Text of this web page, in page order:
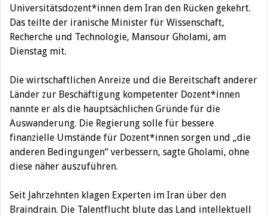
Universitätsdozent*innen dem Iran den Rücken gekehrt.
Das teilte der iranische Minister für Wissenschaft,
Recherche und Technologie, Mansour Gholami, am
Dienstag mit.
Die wirtschaftlichen Anreize und die Bereitschaft anderer
Länder zur Beschäftigung kompetenter Dozent*innen
nannte er als die hauptsächlichen Gründe für die
Auswanderung. Die Regierung solle für bessere
finanzielle Umstände für Dozent*innen sorgen und „die
anderen Bedingungen“ verbessern, sagte Gholami, ohne
diese näher auszuführen.
Seit Jahrzehnten klagen Experten im Iran über den
Braindrain. Die Talentflucht blute das Land intellektuell